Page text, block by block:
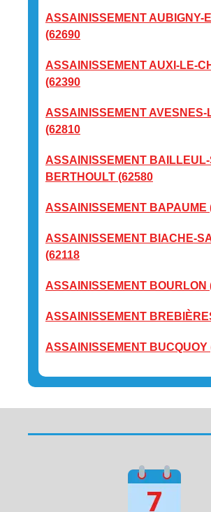
ASSAINISSEMENT AUBIGNY-
(62690
ASSAINISSEMENT AUXI-LE-
(62390
ASSAINISSEMENT AVESNES-
(62810
ASSAINISSEMENT
BERTHOULT (62580
ASSAINISSEMENT BAPAUME
ASSAINISSEMENT BIACHE-
(62118
ASSAINISSEMENT BOURLON
ASSAINISSEMENT
ASSAINISSEMENT BUCQUOY